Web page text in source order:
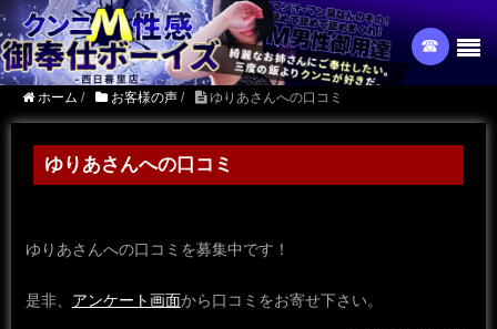
☎︎
ホーム / お客様の声 / ゆりあさんへの口コミ
ゆりあさんへの口コミ
ゆりあさんへの口コミを募集中です！
是非、 アンケート画面から口コミをお寄せ下さい。